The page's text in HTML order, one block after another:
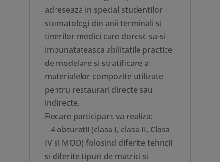
adreseaza in special studentilor
stomatologi din anii terminali si
tinerilor medici care doresc sa-si
imbunatateasca abilitatile practice
de modelare si stratificare a
materialelor compozite utilizate
pentru restaurari directe sau
indirecte.
Fiecare participant va realiza:
– 4 obturatii (clasa I, clasa II, Clasa
IV si MOD) folosind diferite tehncii
si diferite tipuri de matrici si